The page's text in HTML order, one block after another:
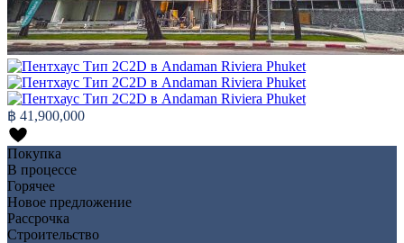
฿ 41,900,000
Покупка
В процессе
Горячее
Новое предложение
Рассрочка
Строительство